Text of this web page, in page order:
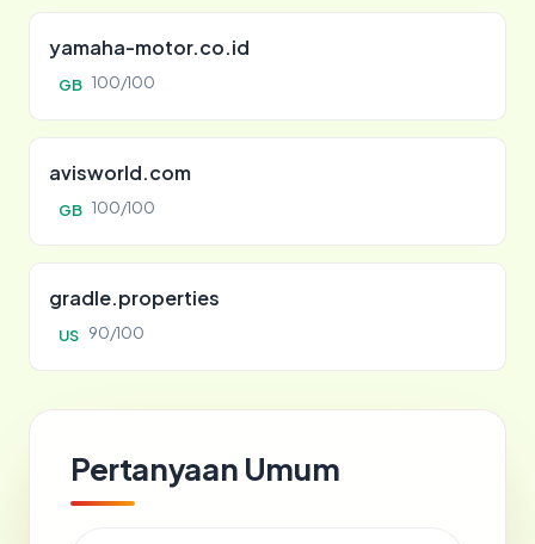
yamaha-motor.co.id
GB 100/100
avisworld.com
GB 100/100
gradle.properties
US 90/100
Pertanyaan Umum